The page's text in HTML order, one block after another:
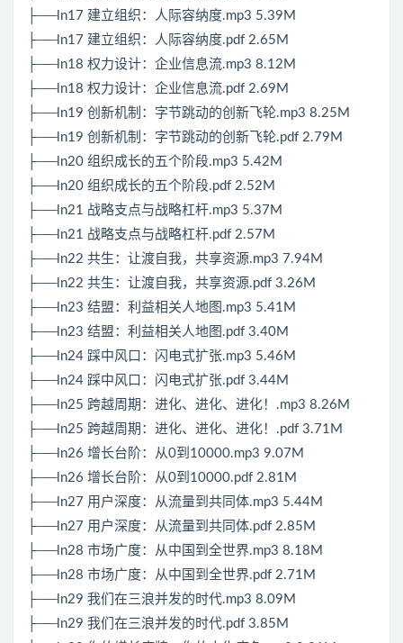
├──ln17 建立组织：人际容纳度.mp3 5.39M
├──ln17 建立组织：人际容纳度.pdf 2.65M
├──ln18 权力设计：企业信息流.mp3 8.12M
├──ln18 权力设计：企业信息流.pdf 2.69M
├──ln19 创新机制：字节跳动的创新飞轮.mp3 8.25M
├──ln19 创新机制：字节跳动的创新飞轮.pdf 2.79M
├──ln20 组织成长的五个阶段.mp3 5.42M
├──ln20 组织成长的五个阶段.pdf 2.52M
├──ln21 战略支点与战略杠杆.mp3 5.37M
├──ln21 战略支点与战略杠杆.pdf 2.57M
├──ln22 共生：让渡自我，共享资源.mp3 7.94M
├──ln22 共生：让渡自我，共享资源.pdf 3.26M
├──ln23 结盟：利益相关人地图.mp3 5.41M
├──ln23 结盟：利益相关人地图.pdf 3.40M
├──ln24 踩中风口：闪电式扩张.mp3 5.46M
├──ln24 踩中风口：闪电式扩张.pdf 3.44M
├──ln25 跨越周期：进化、进化、进化！.mp3 8.26M
├──ln25 跨越周期：进化、进化、进化！.pdf 3.71M
├──ln26 增长台阶：从0到10000.mp3 9.07M
├──ln26 增长台阶：从0到10000.pdf 2.81M
├──ln27 用户深度：从流量到共同体.mp3 5.44M
├──ln27 用户深度：从流量到共同体.pdf 2.85M
├──ln28 市场广度：从中国到全世界.mp3 8.18M
├──ln28 市场广度：从中国到全世界.pdf 2.71M
├──ln29 我们在三浪并发的时代.mp3 8.09M
├──ln29 我们在三浪并发的时代.pdf 3.85M